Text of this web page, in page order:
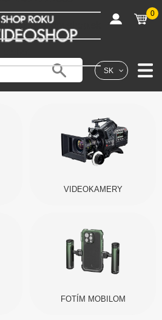
SK
shop@fotovideoshop.sk
0
VIDEOKAMERY
FOTÍM MOBILOM